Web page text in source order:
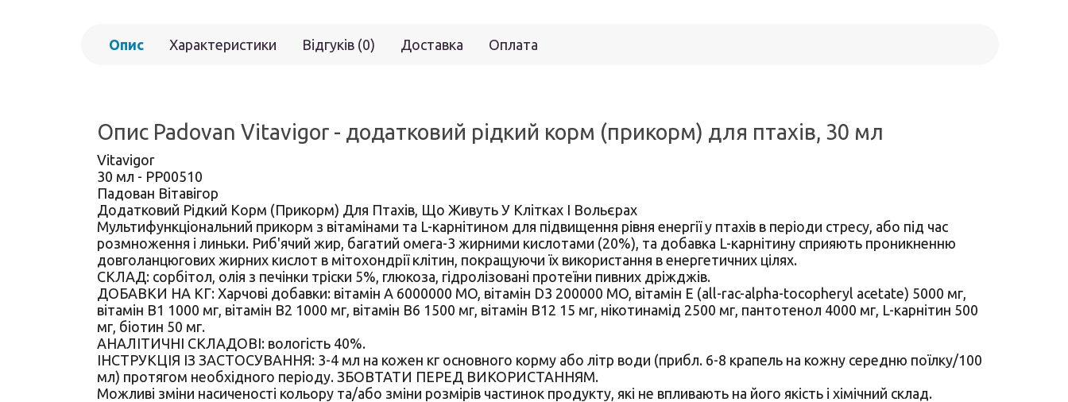
Опис Характеристики Відгуків (0) Доставка Оплата
Опис Padovan Vitavigor - додатковий рідкий корм (прикорм) для птахів, 30 мл
Vitavigor
30 мл - PP00510
Падован Вітавігор
Додатковий Рідкий Корм (Прикорм) Для Птахів, Що Живуть У Клітках І Вольєрах
Мультифункціональний прикорм з вітамінами та L-карнітином для підвищення рівня енергії у птахів в періоди стресу, або під час
розмноження і линьки. Риб'ячий жир, багатий омега-3 жирними кислотами (20%), та добавка L-карнітину сприяють проникненню
довголанцюгових жирних кислот в мітохондрії клітин, покращуючи їх використання в енергетичних цілях.
СКЛАД: сорбітол, олія з печінки тріски 5%, глюкоза, гідролізовані протеїни пивних дріжджів.
ДОБАВКИ НА КГ: Харчові добавки: вітамін A 6000000 MO, вітамін D3 200000 MO, вітамін E (all-rac-alpha-tocopheryl acetate) 5000 мг,
вітамін B1 1000 мг, вітамін B2 1000 мг, вітамін B6 1500 мг, вітамін B12 15 мг, нікотинамід 2500 мг, пантотенол 4000 мг, L-карнітин 500
мг, біотин 50 мг.
АНАЛІТИЧНІ СКЛАДОВІ: вологість 40%.
ІНСТРУКЦІЯ ІЗ ЗАСТОСУВАННЯ: 3-4 мл на кожен кг основного корму або літр води (прибл. 6-8 крапель на кожну середню поїлку/100
мл) протягом необхідного періоду. ЗБОВТАТИ ПЕРЕД ВИКОРИСТАННЯМ.
Можливі зміни насиченості кольору та/або зміни розмірів частинок продукту, які не впливають на його якість і хімічний склад.